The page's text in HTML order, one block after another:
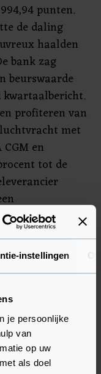
instellingen
je persoonlijke
van
op uw
als doel
punten.
de daling
haalden
bank zag
beurswaarde
kwartaalbericht.
profiteren van
met
en
tot de
en Parijs
Street lijkt
eerder.
De Britse